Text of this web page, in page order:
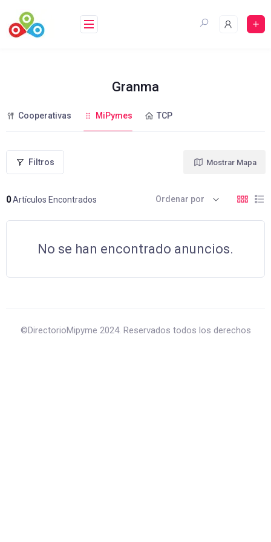
contenido
Granma
Cooperativas MiPymes TCP
Filtros
0Artículos Encontrados
Mostrar Mapa
Ordenar por
No se han encontrado anuncios.
©DirectorioMipyme 2024. Reservados todos los derechos